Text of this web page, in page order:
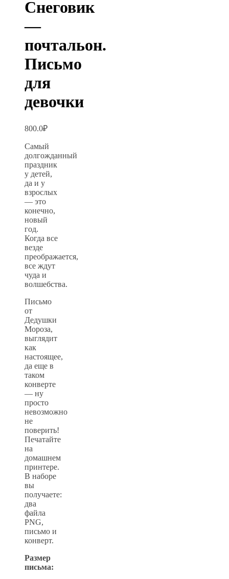
Снеговик
—
почтальон.
Письмо
для
девочки
800.0₽
Самый
долгожданный
праздник
у детей,
да и у
взрослых
— это
конечно,
новый
год.
Когда все
везде
преображается,
все ждут
чуда и
волшебства.
Письмо
от
Дедушки
Мороза,
выглядит
как
настоящее,
да еще в
таком
конверте
— ну
просто
невозможно
не
поверить!
Печатайте
на
домашнем
принтере.
В наборе
вы
получаете:
два
файла
PNG,
письмо и
конверт.
Размер
письма: